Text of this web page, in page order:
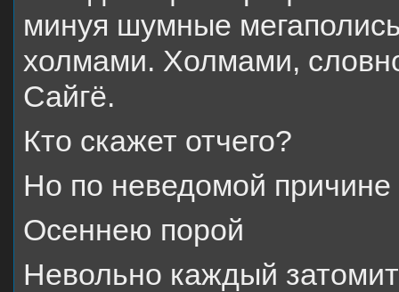
минуя шумные
холмами. Холмами,
Сайгё.
Кто скажет отчего?
Но по неведомой причине
Осеннею порой
Невольно каждый